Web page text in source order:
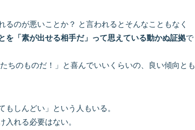
のが悪いことか？ と言われるとそんなこともなく
を「素が出せる相手だ」って思えている動かぬ証拠で
ちのものだ！」と喜んでいいくらいの、良い傾向とも
しんどい」という人もいる。
入れる必要はない。